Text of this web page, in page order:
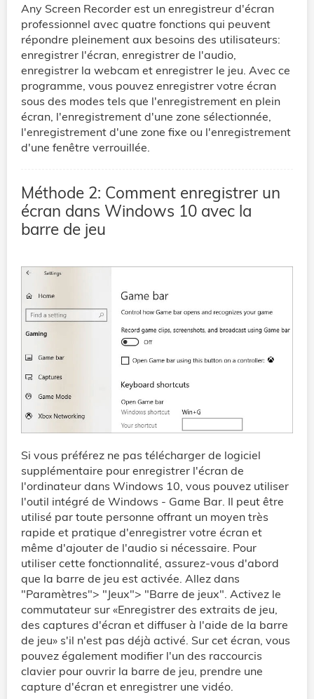
Any Screen Recorder est un enregistreur d'écran
professionnel avec quatre fonctions qui peuvent
répondre pleinement aux besoins des utilisateurs:
enregistrer l'écran, enregistrer de l'audio,
enregistrer la webcam et enregistrer le jeu. Avec ce
programme, vous pouvez enregistrer votre écran
sous des modes tels que l'enregistrement en plein
écran, l'enregistrement d'une zone sélectionnée,
l'enregistrement d'une zone fixe ou l'enregistrement
d'une fenêtre verrouillée.
Méthode 2: Comment enregistrer un
écran dans Windows 10 avec la
barre de jeu
Si vous préférez ne pas télécharger de logiciel
supplémentaire pour enregistrer l'écran de
l'ordinateur dans Windows 10, vous pouvez utiliser
l'outil intégré de Windows - Game Bar. Il peut être
utilisé par toute personne offrant un moyen très
rapide et pratique d'enregistrer votre écran et
même d'ajouter de l'audio si nécessaire. Pour
utiliser cette fonctionnalité, assurez-vous d'abord
que la barre de jeu est activée. Allez dans
"Paramètres"> "Jeux"> "Barre de jeux". Activez le
commutateur sur «Enregistrer des extraits de jeu,
des captures d'écran et diffuser à l'aide de la barre
de jeu» s'il n'est pas déjà activé. Sur cet écran, vous
pouvez également modifier l'un des raccourcis
clavier pour ouvrir la barre de jeu, prendre une
capture d'écran et enregistrer une vidéo.